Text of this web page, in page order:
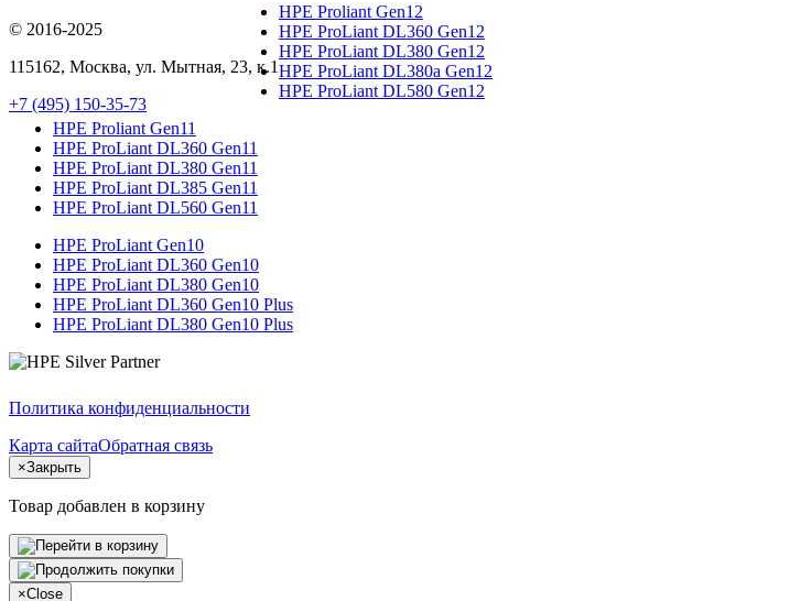
© 2016-2025
115162, Москва, ул. Мытная, 23, к.1
+7 (495) 150-35-73
HPE Proliant Gen12
HPE ProLiant DL360 Gen12
HPE ProLiant DL380 Gen12
HPE ProLiant DL380a Gen12
HPE ProLiant DL580 Gen12
HPE Proliant Gen11
HPE ProLiant DL360 Gen11
HPE ProLiant DL380 Gen11
HPE ProLiant DL385 Gen11
HPE ProLiant DL560 Gen11
HPE ProLiant Gen10
HPE ProLiant DL360 Gen10
HPE ProLiant DL380 Gen10
HPE ProLiant DL360 Gen10 Plus
HPE ProLiant DL380 Gen10 Plus
Политика конфиденциальности
Карта сайтаОбратная связь
×Закрыть
Товар добавлен в корзину
×Close